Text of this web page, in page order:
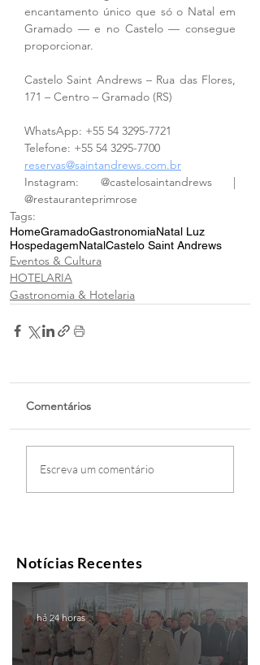
encantamento único que só o Natal em
Gramado — e no Castelo — consegue
proporcionar.
Castelo Saint Andrews – Rua das Flores,
171 – Centro – Gramado (RS)
WhatsApp: +55 54 3295-7721
Telefone: +55 54 3295-7700
reservas@saintandrews.com.br
Instagram: @castelosaintandrews |
@restauranteprimrose
Tags:
HomeGramadoGastronomiaNatal Luz
HospedagemNatalCastelo Saint Andrews
Eventos & Cultura
HOTELARIA
Gastronomia & Hotelaria
Comentários
Escreva um comentário
Notícias Recentes
há 24 horas